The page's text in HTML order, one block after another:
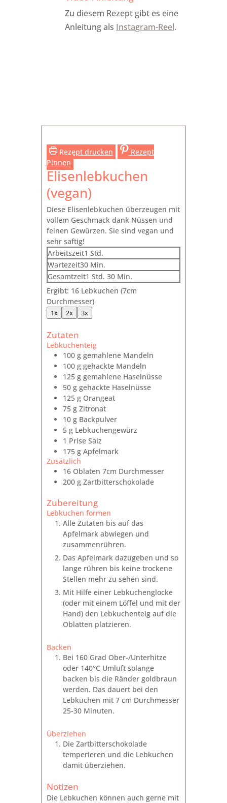
Zu diesem Rezept gibt es eine
Anleitung als Instagram-Reel.
Rezept drucken
Rezept
Pinnen
Elisenlebkuchen
(vegan)
Diese Elisenlebkuchen überzeugen mit
vollem Geschmack dank Nüssen und
feinen Gewürzen. Sie sind vegan und
sehr saftig!
Arbeitszeit1 Stunde
Std.
Wartezeit30Minuten
Min.
Gesamtzeit1 Stunde
Std. 30Minuten
Min.
Ergibt: 16 Lebkuchen (7cm
Durchmesser)
1x 2x 3x
Zutaten
Lebkuchenteig
100 g gemahlene Mandeln
100 g gehackte Mandeln
125 g gemahlene Haselnüsse
50 g gehackte Haselnüsse
125 g Orangeat
75 g Zitronat
10 g Backpulver
5 g Lebkuchengewürz
1 Prise Salz
175 g Apfelmark
Zusätzlich
16 Oblaten 7cm Durchmesser
200 g Zartbitterschokolade
Zubereitung
Lebkuchen formen
Alle Zutaten bis auf das
Apfelmark abwiegen und
zusammenrühren.
Das Apfelmark dazugeben und so
lange rühren bis keine trockene
Stellen mehr zu sehen sind.
Mit Hilfe einer Lebkuchenglocke
(oder mit einem Löffel und mit der
Hand) den Lebkuchenteig auf die
Oblatten platzieren.
Backen
Bei 160 Grad Ober-/Unterhitze
oder 140°C Umluft solange
backen bis die Ränder goldbraun
werden. Das dauert bei den
Lebkuchen mit 7 cm Durchmesser
25-30 Minuten.
Überziehen
Die Zartbitterschokolade
temperieren und die Lebkuchen
damit überziehen.
Notizen
Die Lebkuchen können auch gerne mit